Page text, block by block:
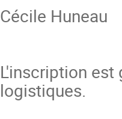
Cécile Huneau
L'inscription
logistiques.